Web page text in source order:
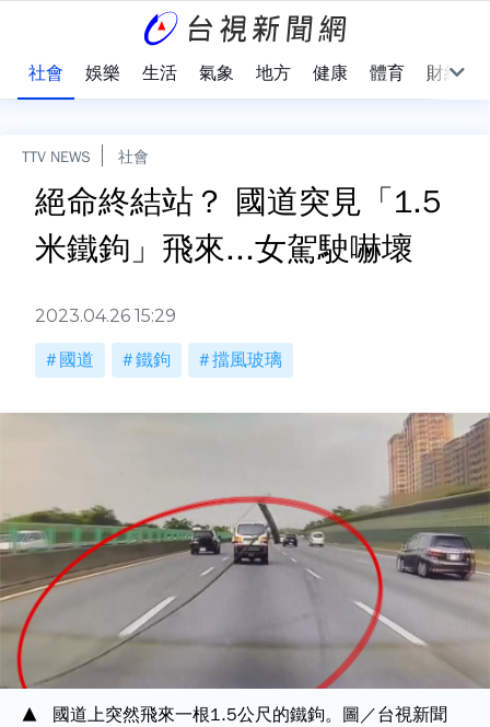
社會 娛樂 生活 氣象 地方 健康 體育 財經
TTV NEWS 社會
絕命終結站？ 國道突見「1.5
米鐵鉤」飛來...女駕駛嚇壞
2023.04.26 15:29
國道 鐵鉤 擋風玻璃
國道上突然飛來一根1.5公尺的鐵鉤。圖／台視新聞